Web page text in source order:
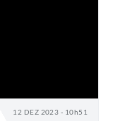
12 DEZ 2023 - 10h51